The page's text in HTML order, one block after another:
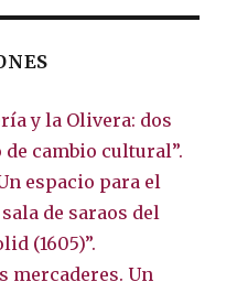
y la Olivera: dos
cambio cultural”.
espacio para el
de saraos del
(1605)”.
mercaderes. Un